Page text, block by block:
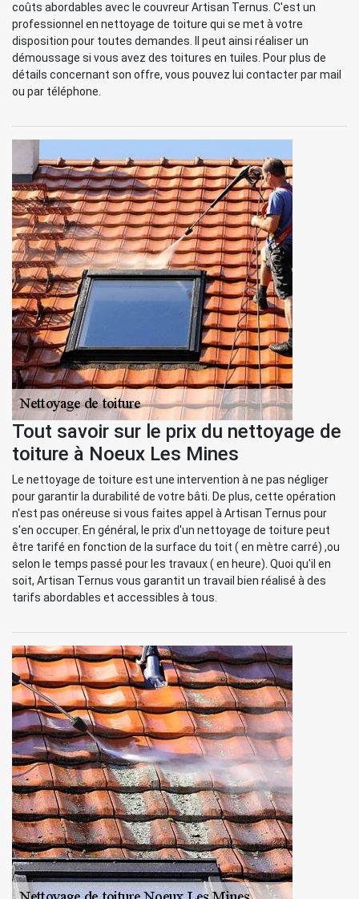
coûts abordables avec le couvreur Artisan Ternus. C'est un
professionnel en nettoyage de toiture qui se met à votre
disposition pour toutes demandes. Il peut ainsi réaliser un
démoussage si vous avez des toitures en tuiles. Pour plus de
détails concernant son offre, vous pouvez lui contacter par mail
ou par téléphone.
Tout savoir sur le prix du nettoyage de
toiture à Noeux Les Mines
Le nettoyage de toiture est une intervention à ne pas négliger
pour garantir la durabilité de votre bâti. De plus, cette opération
n'est pas onéreuse si vous faites appel à Artisan Ternus pour
s'en occuper. En général, le prix d'un nettoyage de toiture peut
être tarifé en fonction de la surface du toit ( en mètre carré) ,ou
selon le temps passé pour les travaux ( en heure). Quoi qu'il en
soit, Artisan Ternus vous garantit un travail bien réalisé à des
tarifs abordables et accessibles à tous.